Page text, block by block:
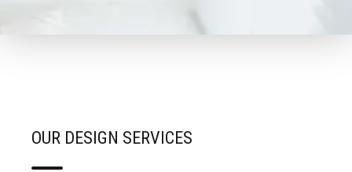
OUR DESIGN SERVICES